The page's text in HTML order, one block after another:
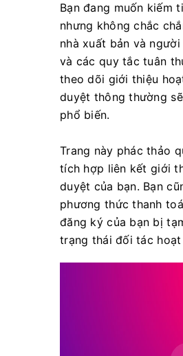
Bạn đang muốn kiếm
nhưng không chắc
nhà xuất bản và
và các quy tắc tuân
theo dõi giới thiệu
duyệt thông thường
phổ biến.
Trang này phác thảo
tích hợp liên kết giới
duyệt của bạn. Bạn
phương thức thanh
đăng ký của bạn bị
trạng thái đối tác hoạt